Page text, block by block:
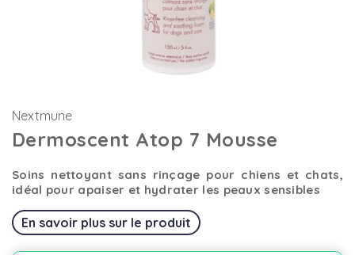
Nextmune
Dermoscent Atop 7 Mousse
Soins nettoyant sans rinçage pour chiens et chats,
idéal pour apaiser et hydrater les peaux sensibles
En savoir plus sur le produit